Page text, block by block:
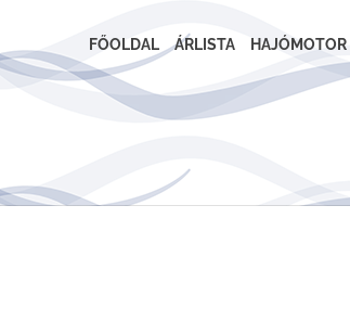
FŐOLDAL ÁRLISTA HAJÓMOTOR